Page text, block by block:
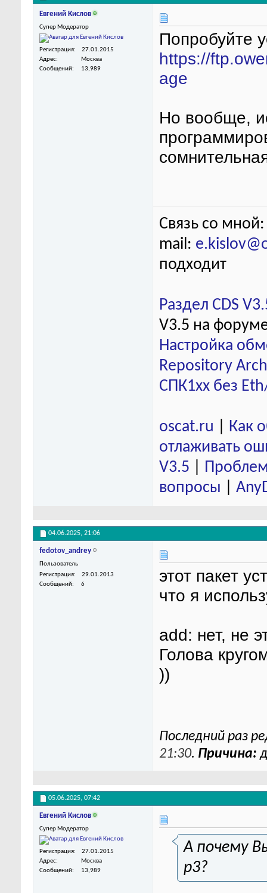
Евгений Кислов
Супер Модератор
Регистрация
27.01.2015
Адрес
Москва
Сообщений
13,989
Попробуйте
https://
age
Но вообще,
Связь со
mail:
подходит
Раздел CDS
V3.5 на
Настройка
Repository
СПК1хх без
oscat.ru
Как
отлаживать
V3.5
вопросы
04.06.2025, 21:06
fedotov_andrey
Пользователь
Регистрация
29.01.2013
Сообщений
6
этот пакет
что я
add: нет, не
Голова
))
Последний раз
21:30. Причина:
05.06.2025, 07:42
Евгений Кислов
Супер Модератор
Регистрация
27.01.2015
Адрес
Москва
Сообщений
13,989
А почему
p3?